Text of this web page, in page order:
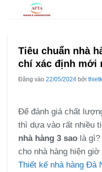
Tiêu chuẩn nhà
chí xác định mới
Đăng vào 22/05/2024 bởi
Để đánh giá chất
thì dựa vào rất nhiều
nhà hàng 3 saolà gì?
cho nhà hàng hiện
Thiết kế nhà hàng Đà